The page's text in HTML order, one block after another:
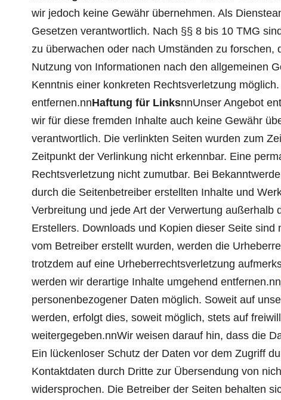
wir jedoch keine Gewähr übernehmen. Als
Gesetzen verantwortlich. Nach §§ 8 bis 10 TMG
zu überwachen oder nach Umständen zu
Nutzung von Informationen nach den allgemeinen
Kenntnis einer konkreten Rechtsverletzung
entfernen.nnHaftung für LinksnnUnser Angebot
wir für diese fremden Inhalte auch keine Gewähr
verantwortlich. Die verlinkten Seiten wurden zum
Zeitpunkt der Verlinkung nicht erkennbar. Eine
Rechtsverletzung nicht zumutbar. Bei
durch die Seitenbetreiber erstellten Inhalte und
Verbreitung und jede Art der Verwertung
Erstellers. Downloads und Kopien dieser Seite
vom Betreiber erstellt wurden, werden die
trotzdem auf eine Urheberrechtsverletzung
werden wir derartige Inhalte umgehend entfernen.nn
personenbezogener Daten möglich. Soweit auf
werden, erfolgt dies, soweit möglich, stets auf
weitergegeben.nnWir weisen darauf hin, dass die
Ein lückenloser Schutz der Daten vor dem Zugriff
Kontaktdaten durch Dritte zur Übersendung von
widersprochen. Die Betreiber der Seiten behalten